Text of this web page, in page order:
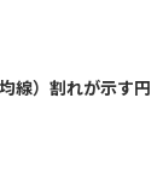
線）割れが示す円